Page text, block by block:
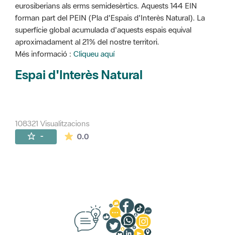
eurosiberians als erms semidesèrtics. Aquests 144 EIN
forman part del PEIN (Pla d'Espais d'Interès Natural). La
superfície global acumulada d'aquests espais equival
aproximadament al 21% del nostre territori.
Més informació : Cliqueu aquí
Espai d'Interès Natural
108321 Visualitzacions
- 0.0La mitjana de les valoracions és de 0